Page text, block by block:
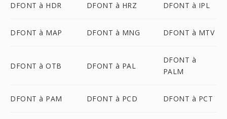
DFONT à HDR DFONT à HRZ DFONT à IPL
DFONT à MAP DFONT à MNG DFONT à MTV
DFONT à OTB DFONT à PAL
DFONT à
PALM
DFONT à PAM DFONT à PCD DFONT à PCT